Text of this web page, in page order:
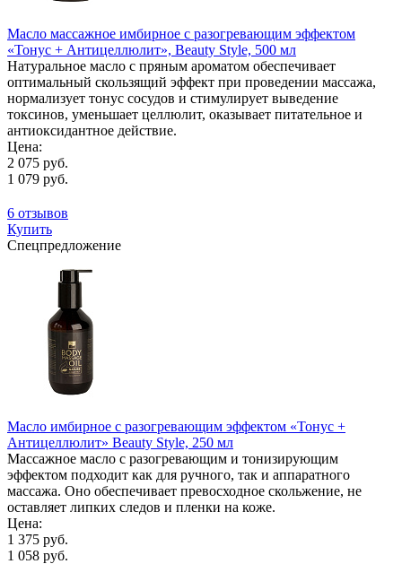
Масло массажное имбирное с разогревающим эффектом
«Тонус + Антицеллюлит», Beauty Style, 500 мл
Натуральное масло с пряным ароматом обеспечивает
оптимальный скользящий эффект при проведении массажа,
нормализует тонус сосудов и стимулирует выведение
токсинов, уменьшает целлюлит, оказывает питательное и
антиоксидантное действие.
Цена:
2 075 руб.
1 079 руб.
6 отзывов
Купить
Спецпредложение
Масло имбирное с разогревающим эффектом «Тонус +
Антицеллюлит» Beauty Style, 250 мл
Массажное масло с разогревающим и тонизирующим
эффектом подходит как для ручного, так и аппаратного
массажа. Оно обеспечивает превосходное скольжение, не
оставляет липких следов и пленки на коже.
Цена:
1 375 руб.
1 058 руб.